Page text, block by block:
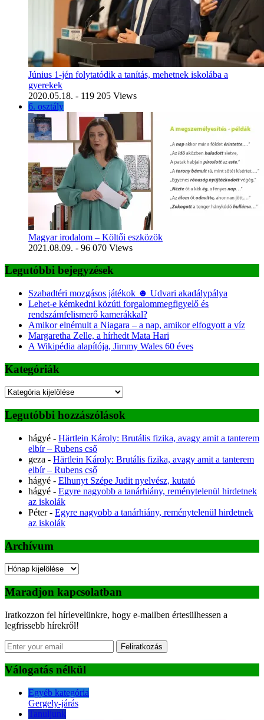
Június 1-jén folytatódik a tanítás, mehetnek iskolába a
gyerekek
2020.05.18. - 119 205 Views
6. osztály
Magyar irodalom – Költői eszközök
2021.08.09. - 96 070 Views
Legutóbbi bejegyzések
Szabadtéri mozgásos játékok ☻ Udvari akadálypálya
Lehet-e kémkedni közúti forgalommegfigyelő és
rendszámfelismerő kamerákkal?
Amikor elnémult a Niagara – a nap, amikor elfogyott a víz
Margaretha Zelle, a hírhedt Mata Hari
A Wikipédia alapítója, Jimmy Wales 60 éves
Kategóriák
Kategóriák
Legutóbbi hozzászólások
hágyé - Härtlein Károly: Brutális fizika, avagy amit a tanterem
elbír – Rubens cső
geza - Härtlein Károly: Brutális fizika, avagy amit a tanterem
elbír – Rubens cső
hágyé - Elhunyt Szépe Judit nyelvész, kutató
hágyé - Egyre nagyobb a tanárhiány, reménytelenül hirdetnek
az iskolák
Péter- Egyre nagyobb a tanárhiány, reménytelenül hirdetnek
az iskolák
Archívum
Archívum
Maradjon kapcsolatban
Iratkozzon fel hírlevelünkre, hogy e-mailben értesülhessen a
legfrissebb hírekről!
Feliratkozás
Válogatás nélkül
Egyéb kategória
Gergely-járás
Tanuljunk